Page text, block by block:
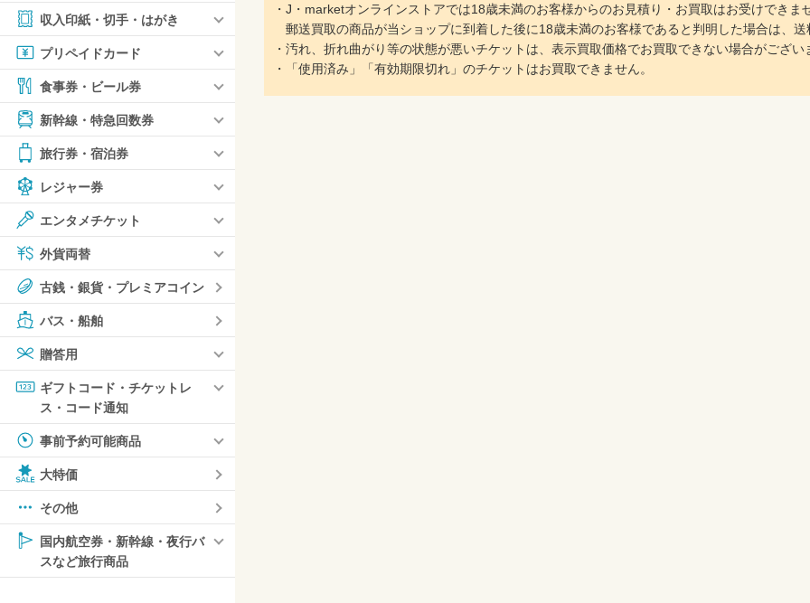
収入印紙・切手・はがき
プリペイドカード
食事券・ビール券
新幹線・特急回数券
旅行券・宿泊券
レジャー券
エンタメチケット
外貨両替
古銭・銀貨・プレミアコイン
バス・船舶
贈答用
ギフトコード・チケットレ
ス・コード通知
事前予約可能商品
大特価
その他
国内航空券・新幹線・夜行バ
スなど旅行商品
・J・marketオンラインストアでは18歳未満のお客様からのお見積り・お買取はお受けできま
郵送買取の商品が当ショップに到着した後に18歳未満のお客様であると判明した場合は、
・汚れ、折れ曲がり等の状態が悪いチケットは、表示買取価格でお買取できない場合がござ
・「使用済み」「有効期限切れ」のチケットはお買取できません。